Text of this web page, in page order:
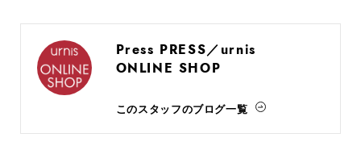
Press PRESS／urnis
ONLINE SHOP
このスタッフのブログ一覧